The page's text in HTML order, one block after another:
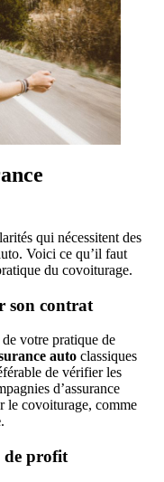
qui nécessitent des
Voici ce qu’il faut
du covoiturage.
son contrat
votre pratique de
auto classiques
de vérifier les
d’assurance
le covoiturage, comme
.
de profit